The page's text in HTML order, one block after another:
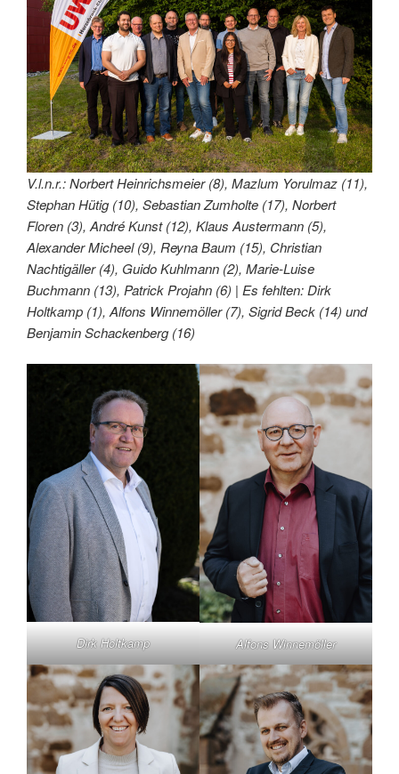
V.l.n.r.: Norbert Heinrichsmeier (8), Mazlum Yorulmaz (11),
Stephan Hütig (10), Sebastian Zumholte (17), Norbert
Floren (3), André Kunst (12), Klaus Austermann (5),
Alexander Micheel (9), Reyna Baum (15), Christian
Nachtigäller (4), Guido Kuhlmann (2), Marie-Luise
Buchmann (13), Patrick Projahn (6) | Es fehlten: Dirk
Holtkamp (1), Alfons Winnemöller (7), Sigrid Beck (14) und
Benjamin Schackenberg (16)
Dirk Holtkamp Alfons Winnemöller